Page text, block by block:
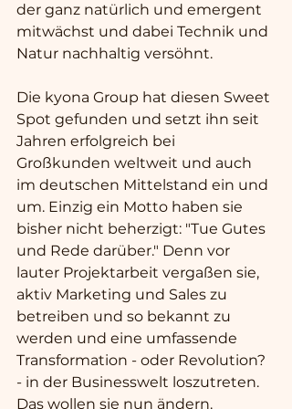
der ganz natürlich und emergent
mitwächst und dabei Technik und
Natur nachhaltig versöhnt.
Die kyona Group hat diesen Sweet
Spot gefunden und setzt ihn seit
Jahren erfolgreich bei
Großkunden weltweit und auch
im deutschen Mittelstand ein und
um. Einzig ein Motto haben sie
bisher nicht beherzigt: "Tue Gutes
und Rede darüber." Denn vor
lauter Projektarbeit vergaßen sie,
aktiv Marketing und Sales zu
betreiben und so bekannt zu
werden und eine umfassende
Transformation - oder Revolution?
- in der Businesswelt loszutreten.
Das wollen sie nun ändern.